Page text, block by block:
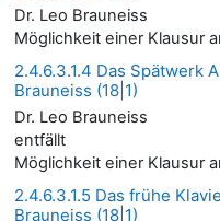
Dr. Leo Brauneiss
Möglichkeit einer Klausur
2.4.6.3.1.4 Das Spätwerk
Brauneiss (18|1)
Dr. Leo Brauneiss
entfällt
Möglichkeit einer Klausur
2.4.6.3.1.5 Das frühe
Brauneiss (18|1)